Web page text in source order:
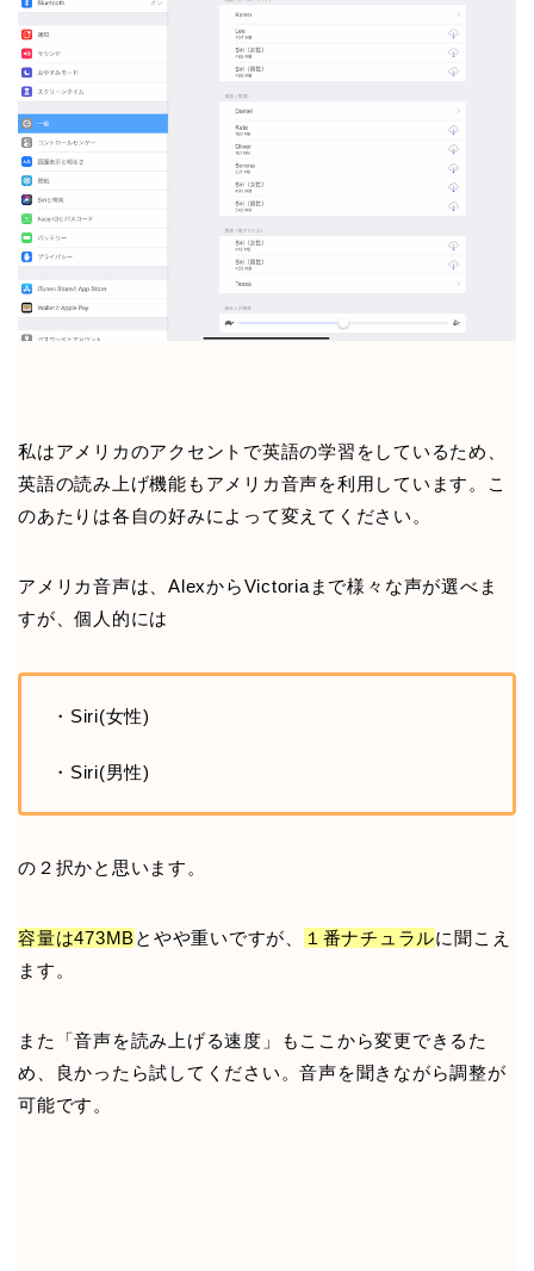
私はアメリカのアクセントで英語の学習をしているため、
英語の読み上げ機能もアメリカ音声を利用しています。こ
のあたりは各自の好みによって変えてください。
アメリカ音声は、AlexからVictoriaまで様々な声が選べま
すが、個人的には
・Siri(女性)
・Siri(男性)
の２択かと思います。
容量は473MBとやや重いですが、 １番ナチュラルに聞こえ
ます。
また「音声を読み上げる速度」もここから変更できるた
め、良かったら試してください。音声を聞きながら調整が
可能です。